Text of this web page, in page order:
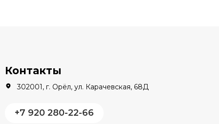
Контакты
302001, г. Орёл, ул. Карачевская, 68Д
+7 920 280-22-66